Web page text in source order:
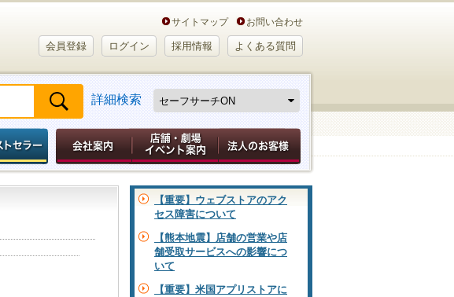
サイトマップ お問い合わせ
会員登録 ログイン 採用情報 よくある質問
詳細検索
【重要】ウェブストアのアク
セス障害について
【熊本地震】店舗の営業や店
舗受取サービスへの影響につ
いて
【重要】米国アプリストアに